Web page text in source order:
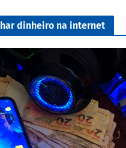
dinheiro na internet